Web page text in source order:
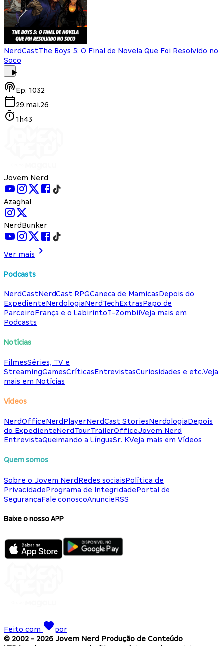
NerdCastThe Boys 5: O Final de Novela Que Foi Resolvido no
Soco
Ep. 1032
29.mai.26
1h43
Jovem Nerd
Azaghal
NerdBunker
Ver mais
Podcasts
NerdCastNerdCast RPGCaneca de MamicasDepois do
ExpedienteNerdologiaNerdTechExtrasPapo de
ParceiroFrança e o LabirintoT-ZombiiVeja mais em
Podcasts
Notícias
FilmesSéries, TV e
StreamingGamesCríticasEntrevistasCuriosidades e etc.Veja
mais em Notícias
Vídeos
NerdOfficeNerdPlayerNerdCast StoriesNerdologiaDepois
do ExpedienteNerdTourTrailerOfficeJovem Nerd
EntrevistaQueimando a LínguaSr. KVeja mais em Vídeos
Quem somos
Sobre o Jovem NerdRedes sociaisPolítica de
PrivacidadePrograma de IntegridadePortal de
SegurançaFale conoscoAnuncieRSS
Baixe o nosso APP
Feito com
por
© 2002 - 2026 Jovem Nerd Produção de Conteúdo